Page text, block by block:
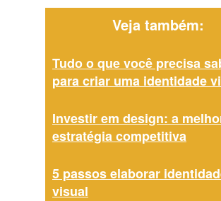
Veja também:
Tudo o que você precisa
para criar uma identidade
Investir em design: a
estratégia competitiva
5 passos elaborar
visual